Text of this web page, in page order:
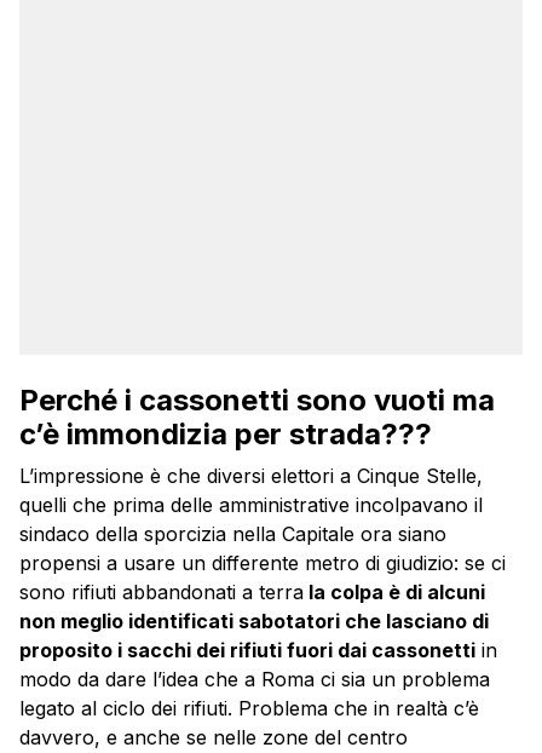
Perché i cassonetti sono vuoti ma
c’è immondizia per strada???
L’impressione è che diversi elettori a Cinque Stelle,
quelli che prima delle amministrative incolpavano il
sindaco della sporcizia nella Capitale ora siano
propensi a usare un differente metro di giudizio: se ci
sono rifiuti abbandonati a terra la colpa è di alcuni
non meglio identificati sabotatori che lasciano di
proposito i sacchi dei rifiuti fuori dai cassonetti in
modo da dare l’idea che a Roma ci sia un problema
legato al ciclo dei rifiuti. Problema che in realtà c’è
davvero, e anche se nelle zone del centro